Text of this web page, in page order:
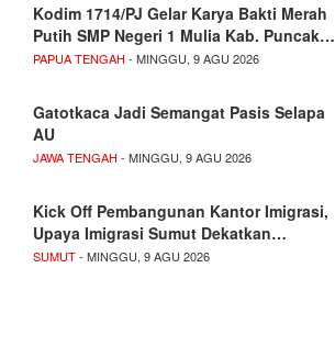
Kodim 1714/PJ Gelar Karya Bakti Merah
Putih SMP Negeri 1 Mulia Kab. Puncak…
PAPUA TENGAH - MINGGU, 9 AGU 2026
Gatotkaca Jadi Semangat Pasis Selapa
AU
JAWA TENGAH - MINGGU, 9 AGU 2026
Kick Off Pembangunan Kantor Imigrasi,
Upaya Imigrasi Sumut Dekatkan…
SUMUT- MINGGU, 9 AGU 2026